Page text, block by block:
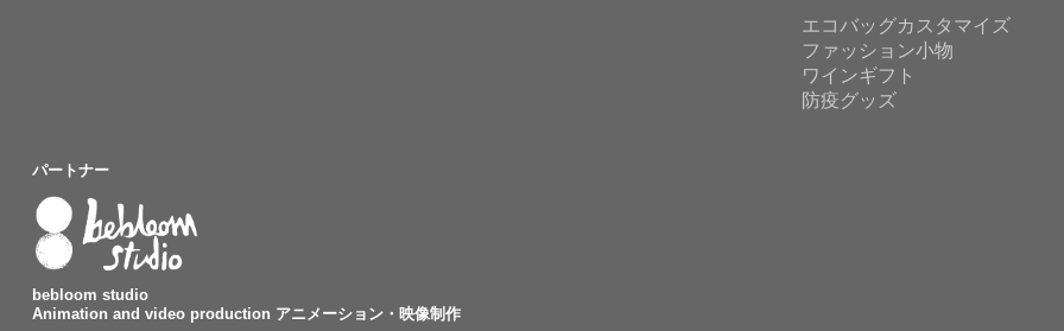
エコバッグカスタマイズ
ファッション小物
ワインギフト
防疫グッズ
パートナー
bebloom studio
Animation and video production アニメーション・映像制作